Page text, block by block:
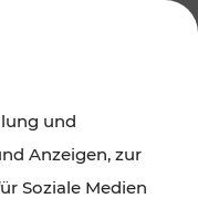
und
Anzeigen, zur
Soziale Medien